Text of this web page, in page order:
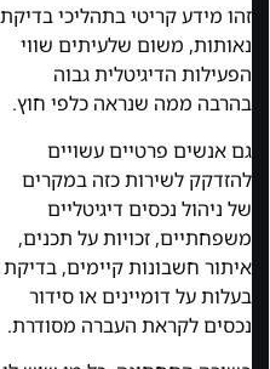
זהו מידע קריטי בתהליכי בדיקת
נאותות, משום שלעיתים שווי
הפעילות הדיגיטלית גבוה
בהרבה ממה שנראה כלפי חוץ.
גם אנשים פרטיים עשויים
להזדקק לשירות כזה במקרים
של ניהול נכסים דיגיטליים
משפחתיים, זכויות על תכנים,
איתור חשבונות קיימים, בדיקת
בעלות על דומיינים או סידור
נכסים לקראת העברה מסודרת.